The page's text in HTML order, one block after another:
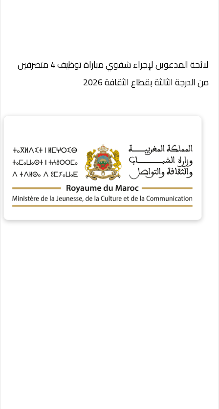
لائحة المدعوين لإجراء شفوي مباراة توظيف 4 متصرفين
من الدرجة الثالثة بقطاع الثقافة 2026